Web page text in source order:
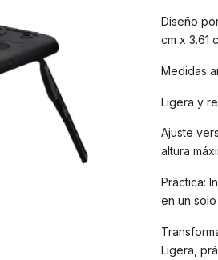
Diseño
cm x 3.61
Medidas
Ligera y
Ajuste
altura
Práctica:
en un solo
Ligera,